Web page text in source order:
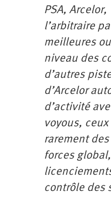
PSA,
l’arbitraire
meilleures
niveau des
d’autres
d’Arcelor
d’activité
voyous,
rarement
forces
contrôle des